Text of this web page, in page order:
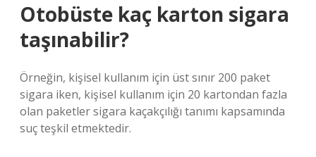
Otobüste kaç karton sigara
taşınabilir?
Örneğin, kişisel kullanım için üst sınır 200 paket
sigara iken, kişisel kullanım için 20 kartondan fazla
olan paketler sigara kaçakçılığı tanımı kapsamında
suç teşkil etmektedir.